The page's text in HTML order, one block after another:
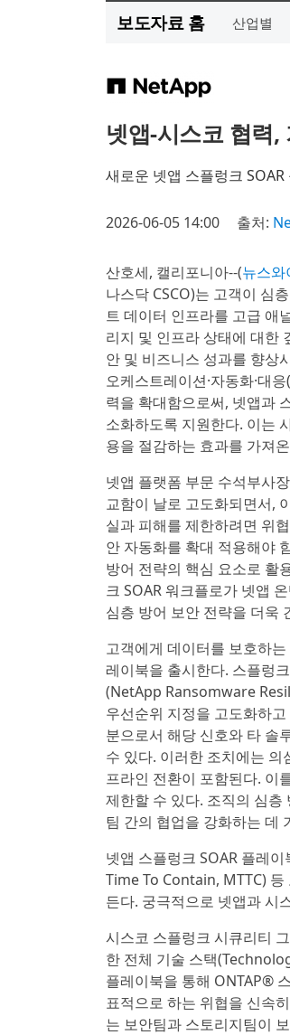
보도자료 홈 산업별
넷앱-시스코 협력
새로운 넷앱 스플렁크
2026-06-05 14:00 출처:
산호세, 캘리포니아--(뉴스와
나스닥 CSCO)는 고객이 심
트 데이터 인프라를 고급 애
리지 및 인프라 상태에 대한
안 및 비즈니스 성과를 향상
오케스트레이션·자동화·
력을 확대함으로써, 넷앱과
소화하도록 지원한다. 이는
용을 절감하는 효과를 가져
넷앱 플랫폼 부문 수석부사
교함이 날로 고도화되면서,
실과 피해를 제한하려면 위
안 자동화를 확대 적용해야
방어 전략의 핵심 요소로 활
크 SOAR 워크플로가 넷앱
심층 방어 보안 전략을 더욱
고객에게 데이터를 보호하
레이북을 출시한다. 스플렁
(NetApp Ransomware
우선순위 지정을 고도화하
분으로서 해당 신호와 타 솔
수 있다. 이러한 조치에는
프라인 전환이 포함된다. 이
제한할 수 있다. 조직의 심층
팀 간의 협업을 강화하는 데
넷앱 스플렁크 SOAR 플레
Time To Contain, MTTC) 등
든다. 궁극적으로 넷앱과 시
시스코 스플렁크 시큐리티
한 전체 기술 스택
플레이북을 통해 ONTAP®
표적으로 하는 위협을 신속
는 보안팀과 스토리지팀이